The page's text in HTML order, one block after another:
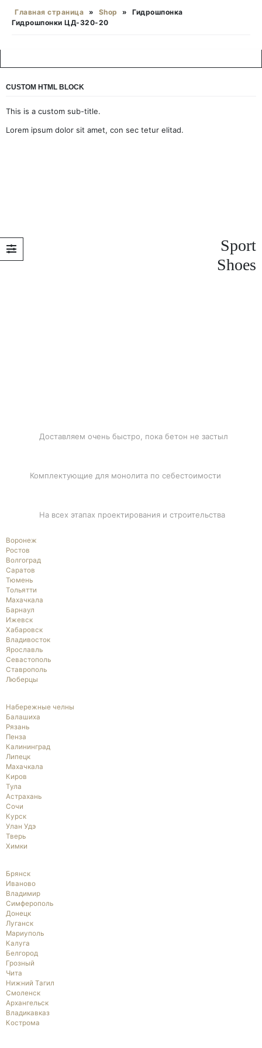
Главная страница » Shop »
Гидрошпонка
Гидрошпонки ЦД-320-20
CUSTOM HTML BLOCK
This is a custom sub-title.
Lorem ipsum dolor sit amet, con sec tetur elitad.
Sport
Shoes
Доставляем очень быстро, пока бетон не застыл
Комплектующие для монолита по себестоимости
На всех этапах проектирования и строительства
Воронеж
Ростов
Волгоград
Саратов
Тюмень
Тольятти
Махачкала
Барнаул
Ижевск
Хабаровск
Владивосток
Ярославль
Севастополь
Ставрополь
Люберцы
Набережные челны
Балашиха
Рязань
Пенза
Калининград
Липецк
Махачкала
Киров
Тула
Астрахань
Сочи
Курск
Улан Удэ
Тверь
Химки
Брянск
Иваново
Владимир
Симферополь
Донецк
Луганск
Мариуполь
Калуга
Белгород
Грозный
Чита
Нижний Тагил
Смоленск
Архангельск
Владикавказ
Кострома